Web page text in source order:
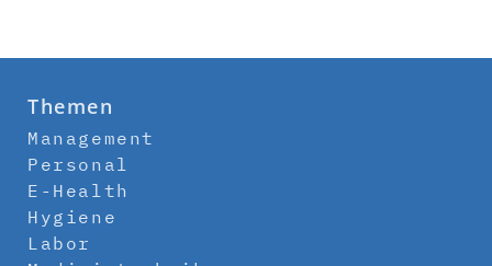
Themen
Management
Personal
E-Health
Hygiene
Labor